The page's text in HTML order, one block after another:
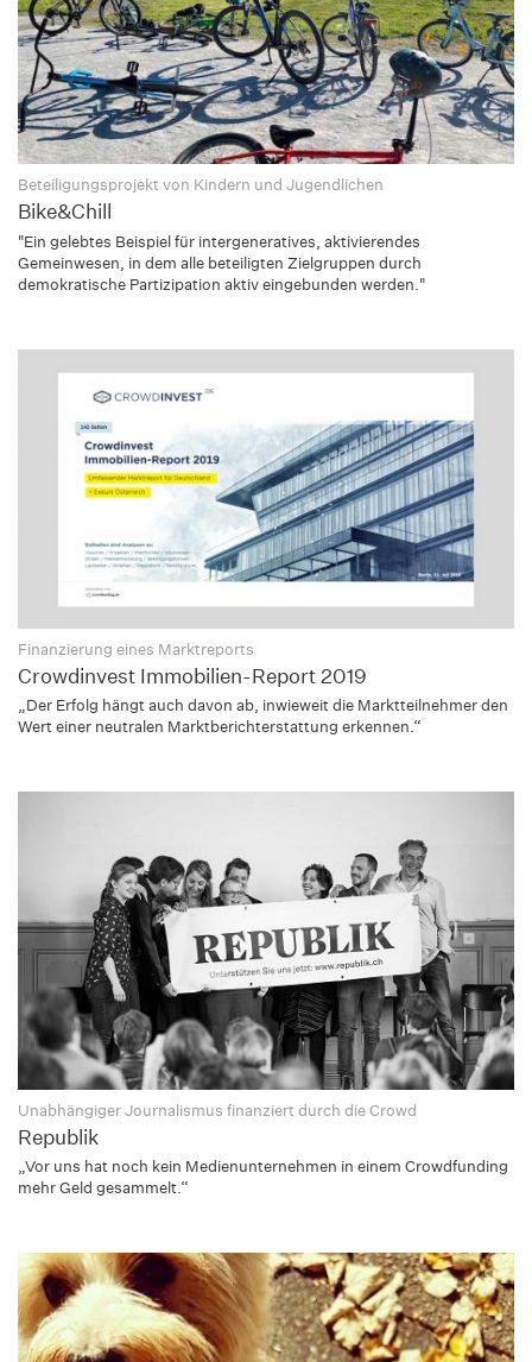
Beteiligungsprojekt von Kindern und Jugendlichen
Bike&Chill
"Ein gelebtes Beispiel für intergeneratives, aktivierendes
Gemeinwesen, in dem alle beteiligten Zielgruppen durch
demokratische Partizipation aktiv eingebunden werden."
Finanzierung eines Marktreports
Crowdinvest Immobilien-Report 2019
„Der Erfolg hängt auch davon ab, inwieweit die Marktteilnehmer den
Wert einer neutralen Marktberichterstattung erkennen.“
Unabhängiger Journalismus finanziert durch die Crowd
Republik
„Vor uns hat noch kein Medienunternehmen in einem Crowdfunding
mehr Geld gesammelt.“